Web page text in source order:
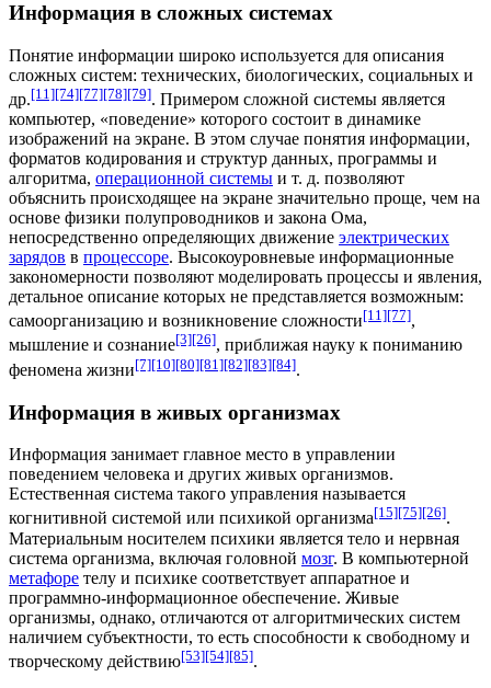
Информация в сложных системах
Понятие информации широко используется для описания
сложных систем: технических, биологических, социальных и
др.[11][74][77][78][79]. Примером сложной системы является
компьютер, «поведение» которого состоит в динамике
изображений на экране. В этом случае понятия информации,
форматов кодирования и структур данных, программы и
алгоритма, операционной системы и т. д. позволяют
объяснить происходящее на экране значительно проще, чем на
основе физики полупроводников и закона Ома,
непосредственно определяющих движение электрических
зарядов в процессоре. Высокоуровневые информационные
закономерности позволяют моделировать процессы и явления,
детальное описание которых не представляется возможным:
самоорганизацию и возникновение сложности[11][77],
мышление и сознание[3][26], приближая науку к пониманию
феномена жизни[7][10][80][81][82][83][84].
Информация в живых организмах
Информация занимает главное место в управлении
поведением человека и других живых организмов.
Естественная система такого управления называется
когнитивной системой или психикой организма[15][75][26].
Материальным носителем психики является тело и нервная
система организма, включая головной мозг. В компьютерной
метафоре телу и психике соответствует аппаратное и
программно-информационное обеспечение. Живые
организмы, однако, отличаются от алгоритмических систем
наличием субъектности, то есть способности к свободному и
творческому действию[53][54][85].